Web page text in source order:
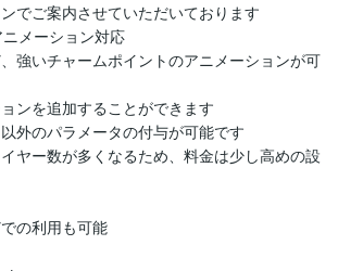
でご案内させていただいております
メーション対応
強いチャームポイントのアニメーションが可
ンを追加することができます
外のパラメータの付与が可能です
ー数が多くなるため、料金は少し高めの設
の利用も可能